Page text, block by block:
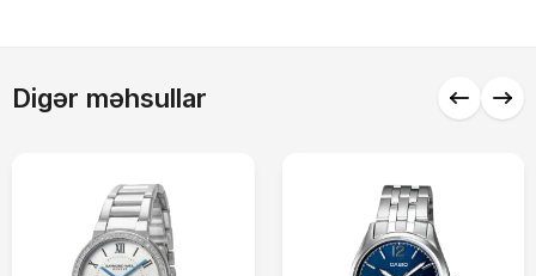
Digər məhsullar